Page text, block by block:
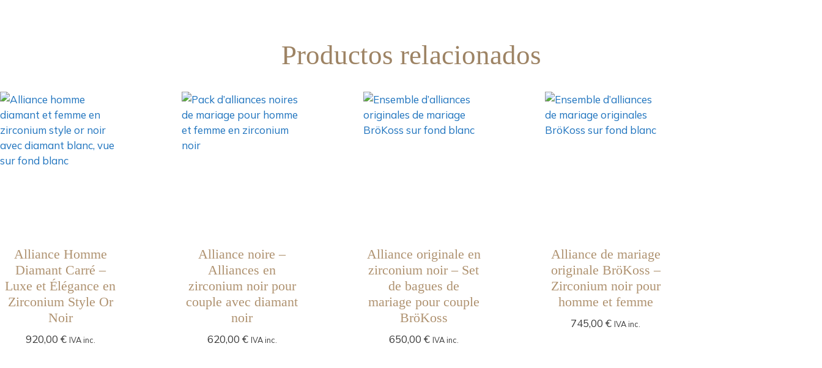
Productos relacionados
Alliance Homme
Diamant Carré –
Luxe et Élégance en
Zirconium Style Or
Noir
920,00 € IVA inc.
Alliance noire –
Alliances en
zirconium noir pour
couple avec diamant
noir
620,00 € IVA inc.
Alliance originale en
zirconium noir – Set
de bagues de
mariage pour couple
BröKoss
650,00 € IVA inc.
Alliance de mariage
originale BröKoss –
Zirconium noir pour
homme et femme
745,00€ IVA inc.